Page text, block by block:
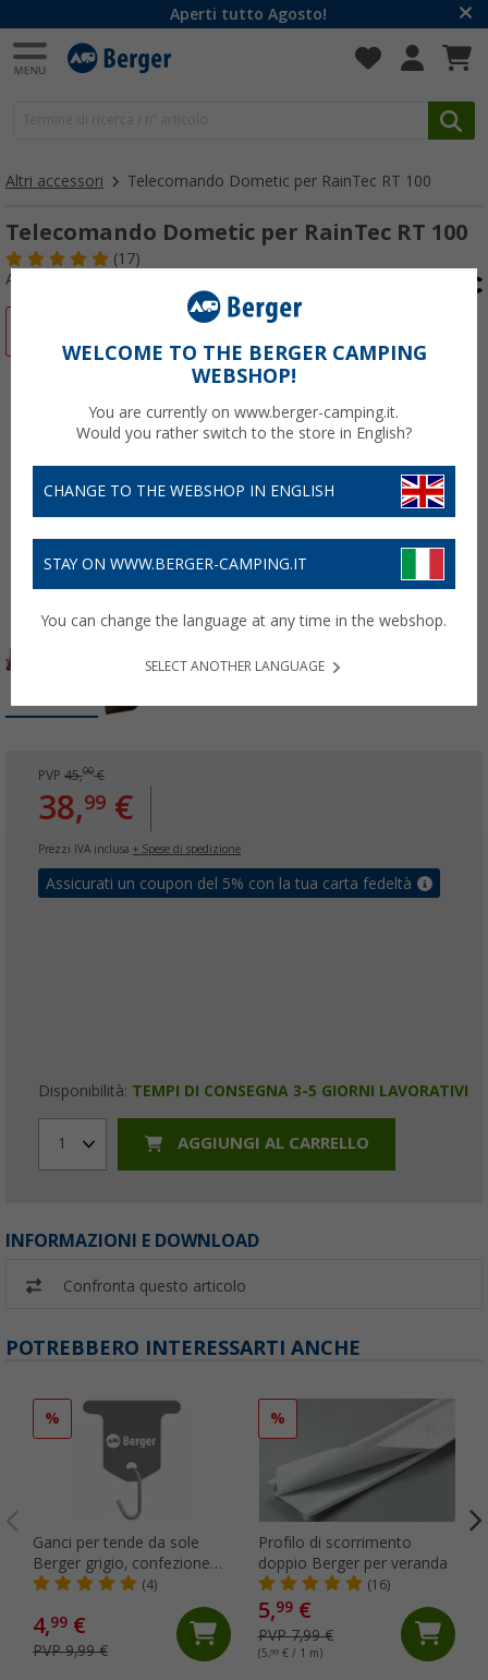
Aperti tutto Agosto!
Altri accessori Telecomando Dometic per RainTec RT 100
Telecomando Dometic per RainTec RT 100
(17)
Articolo n: 262270
PVP 45,00€
38,99 €
Prezzi IVA inclusa + Spese di spedizione
Assicurati un coupon del 5% con la tua carta fedeltà
Disponibilità: TEMPI DI CONSEGNA 3-5 GIORNI LAVORATIVI
1 AGGIUNGI AL CARRELLO
INFORMAZIONI E DOWNLOAD
Confronta questo articolo
POTREBBERO INTERESSARTI ANCHE
%
Ganci per tende da sole
Berger grigio, confezione
da 6
(4)
4,99 €
PVP 9,99 €
%
Profilo di scorrimento
doppio Berger per veranda
(16)
5,99€
PVP 7,99 €
(5,99€ / 1 m)
WELCOME TO THE BERGER CAMPING
WEBSHOP!
You are currently on www.berger-camping.it.
Would you rather switch to the store in English?
CHANGE TO THE WEBSHOP IN ENGLISH
STAY ON WWW.BERGER-CAMPING.IT
You can change the language at any time in the webshop.
SELECT ANOTHER LANGUAGE